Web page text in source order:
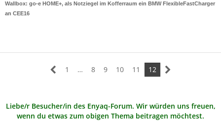
Wallbox: go-e HOME+, als Notziegel im Kofferraum ein BMW FlexibleFastCharger
an CEE16
1 … 8 9 10 11 12
Liebe/r Besucher/in des Enyaq-Forum. Wir würden uns freuen,
wenn du etwas zum obigen Thema beitragen möchtest.